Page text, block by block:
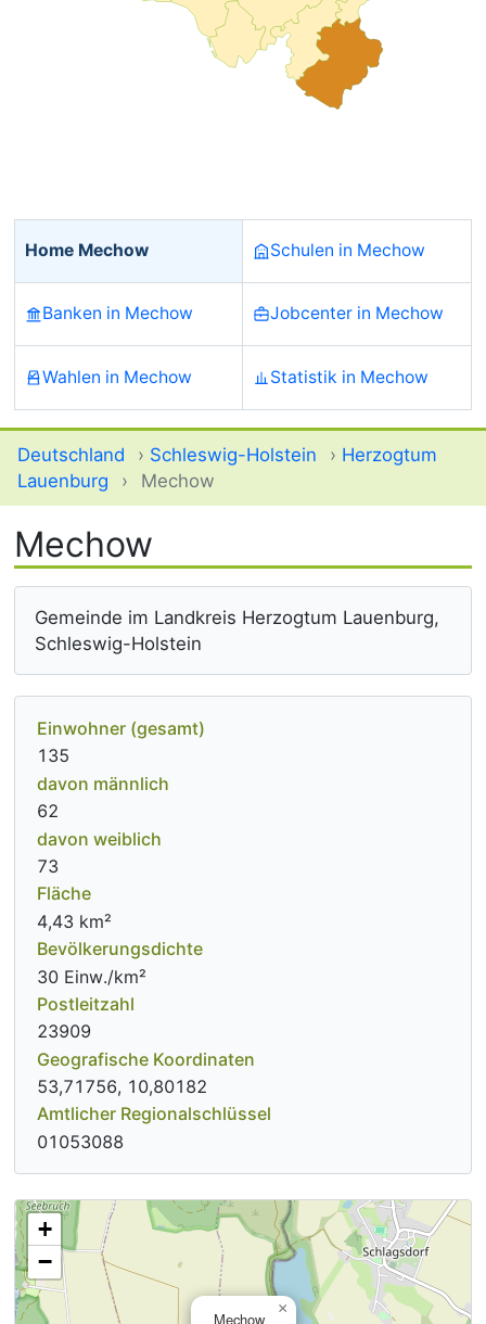
Home Mechow Schulen in Mechow
Banken in Mechow Jobcenter in Mechow
Wahlen in Mechow Statistik in Mechow
Deutschland › Schleswig-Holstein › Herzogtum
Lauenburg
› Mechow
Mechow
Gemeinde im Landkreis Herzogtum Lauenburg,
Schleswig-Holstein
Einwohner (gesamt)
135
davon männlich
62
davon weiblich
73
Fläche
4,43 km²
Bevölkerungsdichte
30 Einw./km²
Postleitzahl
23909
Geografische Koordinaten
53,71756, 10,80182
Amtlicher Regionalschlüssel
01053088
Mechow
×
+
−